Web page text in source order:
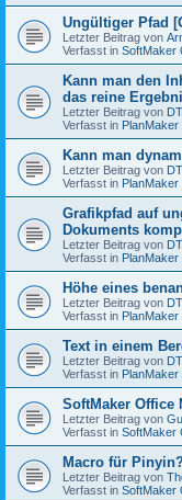
Ungültiger Pfad
Letzter Beitrag von
Verfasst in SoftMaker
Kann man den
das reine
Letzter Beitrag von
Verfasst in PlanMaker
Kann man
Letzter Beitrag von
Verfasst in PlanMaker
Grafikpfad auf
Dokuments
Letzter Beitrag von
Verfasst in PlanMaker
Höhe eines
Letzter Beitrag von
Verfasst in PlanMaker
Text in einem
Letzter Beitrag von
Verfasst in PlanMaker
SoftMaker Office
Letzter Beitrag von
Verfasst in SoftMaker
Macro für
Letzter Beitrag von
Verfasst in SoftMaker